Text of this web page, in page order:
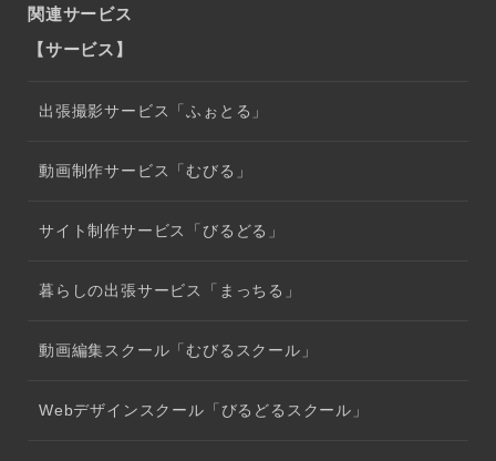
関連サービス
【サービス】
出張撮影サービス「ふぉとる」
動画制作サービス「むびる」
サイト制作サービス「びるどる」
暮らしの出張サービス「まっちる」
動画編集スクール「むびるスクール」
Webデザインスクール「びるどるスクール」